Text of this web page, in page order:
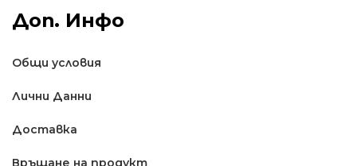
Доп. Инфо
Общи условия
Лични Данни
Доставкa
Връщане на продукт